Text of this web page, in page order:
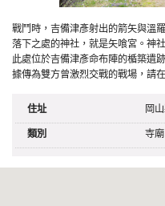
戰鬥時，吉備津彥射出的箭矢與溫
落下之處的神社，就是矢喰宮。神
此處位於吉備津彥命布陣的楯築遺
據傳為雙方曾激烈交戰的戰場，請
住址 岡
類別 寺